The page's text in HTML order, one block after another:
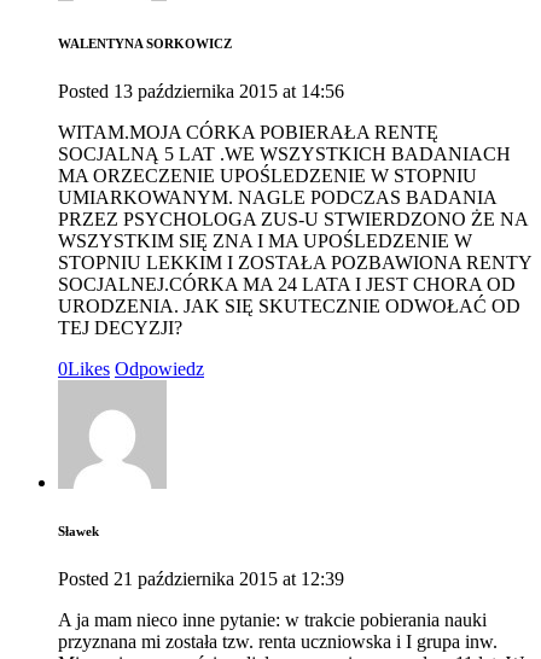
WALENTYNA SORKOWICZ
Posted 13 października 2015 at 14:56
WITAM.MOJA CÓRKA POBIERAŁA RENTĘ
SOCJALNĄ 5 LAT .WE WSZYSTKICH BADANIACH
MA ORZECZENIE UPOŚLEDZENIE W STOPNIU
UMIARKOWANYM. NAGLE PODCZAS BADANIA
PRZEZ PSYCHOLOGA ZUS-U STWIERDZONO ŻE NA
WSZYSTKIM SIĘ ZNA I MA UPOŚLEDZENIE W
STOPNIU LEKKIM I ZOSTAŁA POZBAWIONA RENTY
SOCJALNEJ.CÓRKA MA 24 LATA I JEST CHORA OD
URODZENIA. JAK SIĘ SKUTECZNIE ODWOŁAĆ OD
TEJ DECYZJI?
0Likes Odpowiedz
Sławek
Posted 21 października 2015 at 12:39
A ja mam nieco inne pytanie: w trakcie pobierania nauki
przyznana mi została tzw. renta uczniowska i I grupa inw.